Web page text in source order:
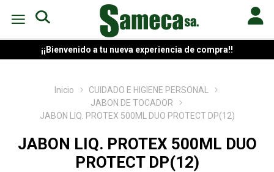
¡¡Bienvenido a tu nueva experiencia de compra!!
Inicio
CUIDADO E HIGIENE PERSONAL
JABON DE TOCADOR
JABON LIQ. PROTEX 500ML DUO PROTECT DP(12)
JABON LIQ. PROTEX 500ML DUO
PROTECT DP(12)